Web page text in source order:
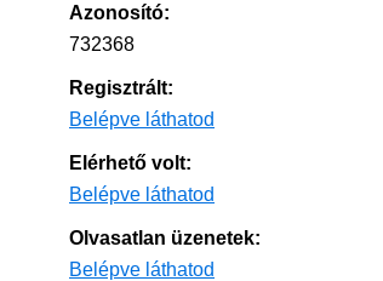
Azonosító:
732368
Regisztrált:
Belépve láthatod
Elérhető volt:
Belépve láthatod
Olvasatlan üzenetek:
Belépve láthatod